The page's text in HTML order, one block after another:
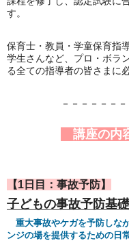
す。
保育士・教員・学童保育指
学生さんなど、プロ・ボラ
る全ての指導者の皆さまに
－－－－－－
講座の内
【1日目：事故予防】
子どもの事故予防基
重大事故やケガを予防しな
ンジの場を提供するための日